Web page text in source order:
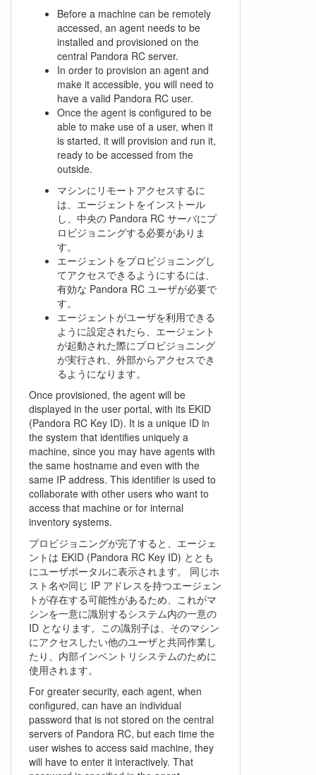
Before a machine can be remotely
accessed, an agent needs to be
installed and provisioned on the
central Pandora RC server.
In order to provision an agent and
make it accessible, you will need to
have a valid Pandora RC user.
Once the agent is configured to be
able to make use of a user, when it
is started, it will provision and run it,
ready to be accessed from the
outside.
マシンにリモートアクセスするに
は、エージェントをインストール
し、中央の Pandora RC サーバにプ
ロビジョニングする必要がありま
す。
エージェントをプロビジョニングし
てアクセスできるようにするには、
有効な Pandora RC ユーザが必要で
す。
エージェントがユーザを利用できる
ように設定されたら、エージェント
が起動された際にプロビジョニング
が実行され、外部からアクセスでき
るようになります。
Once provisioned, the agent will be
displayed in the user portal, with its EKID
(Pandora RC Key ID). It is a unique ID in
the system that identifies uniquely a
machine, since you may have agents with
the same hostname and even with the
same IP address. This identifier is used to
collaborate with other users who want to
access that machine or for internal
inventory systems.
プロビジョニングが完了すると、エージェ
ントは EKID (Pandora RC Key ID) ととも
にユーザポータルに表示されます。 同じホ
スト名や同じ IP アドレスを持つエージェン
トが存在する可能性があるため、これがマ
シンを一意に識別するシステム内の一意の
ID となります。この識別子は、そのマシン
にアクセスしたい他のユーザと共同作業し
たり、内部インベントリシステムのために
使用されます。
For greater security, each agent, when
configured, can have an individual
password that is not stored on the central
servers of Pandora RC, but each time the
user wishes to access said machine, they
will have to enter it interactively. That